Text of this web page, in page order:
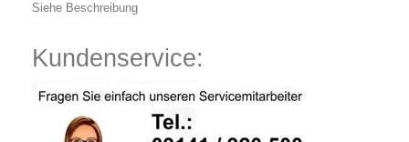
Siehe Beschreibung
Kundenservice: